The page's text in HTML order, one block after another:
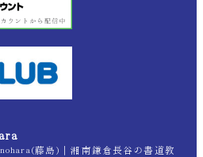
藤島)｜湘南鎌倉長谷の書道教